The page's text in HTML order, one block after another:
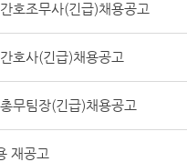
호조무사(긴급)채용공고
호사(긴급)채용공고
무팀장(긴급)채용공고
재공고